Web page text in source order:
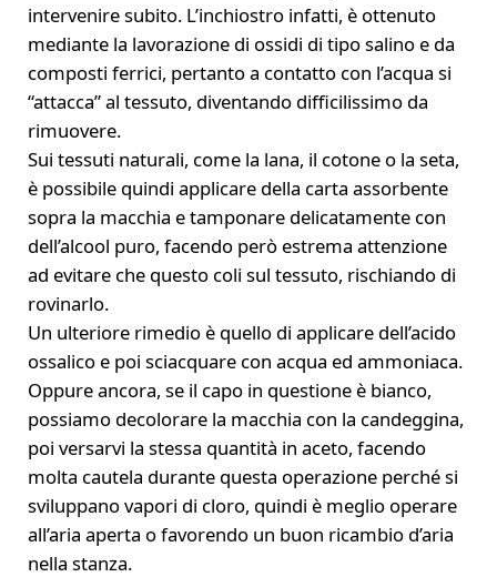
intervenire subito. L’inchiostro infatti, è ottenuto
mediante la lavorazione di ossidi di tipo salino e da
composti ferrici, pertanto a contatto con l’acqua si
“attacca” al tessuto, diventando difficilissimo da
rimuovere.
Sui tessuti naturali, come la lana, il cotone o la seta,
è possibile quindi applicare della carta assorbente
sopra la macchia e tamponare delicatamente con
dell’alcool puro, facendo però estrema attenzione
ad evitare che questo coli sul tessuto, rischiando di
rovinarlo.
Un ulteriore rimedio è quello di applicare dell’acido
ossalico e poi sciacquare con acqua ed ammoniaca.
Oppure ancora, se il capo in questione è bianco,
possiamo decolorare la macchia con la candeggina,
poi versarvi la stessa quantità in aceto, facendo
molta cautela durante questa operazione perché si
sviluppano vapori di cloro, quindi è meglio operare
all’aria aperta o favorendo un buon ricambio d’aria
nella stanza.